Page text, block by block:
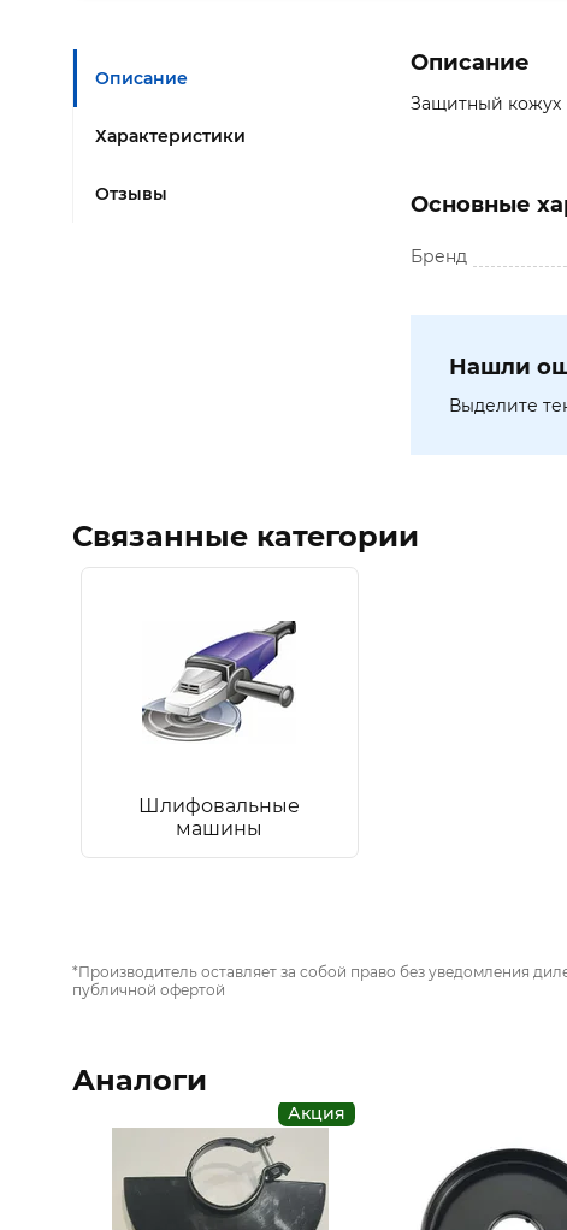
Описание
Характеристики
Отзывы
Описание
Защитный
Основные
Бренд
Нашли
Выделите
Связанные категории
Шлифовальные
машины
*Производитель оставляет за собой право без уведомления
публичной офертой
Аналоги
Акция